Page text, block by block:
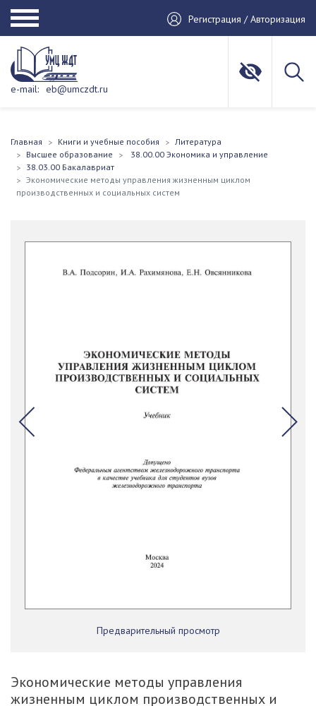
Регистрация / Авторизация
e-mail: eb@umczdt.ru
Главная Книги и учебные пособия
Литература
Высшее образование
38.00.00 Экономика и управление
38.03.00 Бакалавриат
Экономические методы управления жизненным циклом
производственных и социальных систем
Предварительный просмотр
Экономические методы управления
жизненным циклом производственных и